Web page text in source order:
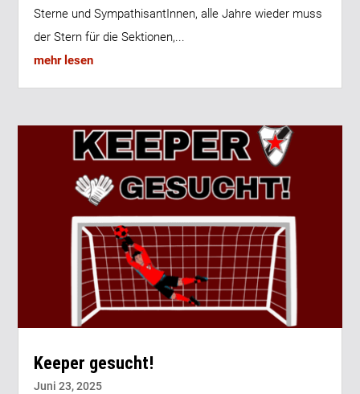
Sterne und SympathisantInnen, alle Jahre wieder muss
der Stern für die Sektionen,...
mehr lesen
Keeper gesucht!
Juni 23, 2025